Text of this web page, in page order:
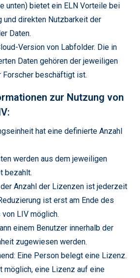
unten) bietet ein ELN Vorteile bei
und direkten Nutzbarkeit der
Daten.
Version von Labfolder. Die in
Daten gehören der jeweiligen
Forscher beschäftigt ist.
zur Nutzung von
hat eine definierte Anzahl
werden aus dem jeweiligen
bezahlt.
der Anzahl der Lizenzen ist jederzeit
ist erst am Ende des
LIV möglich.
einem Benutzer innerhalb der
zugewiesen werden.
Eine Person belegt eine Lizenz.
möglich, eine Lizenz auf eine